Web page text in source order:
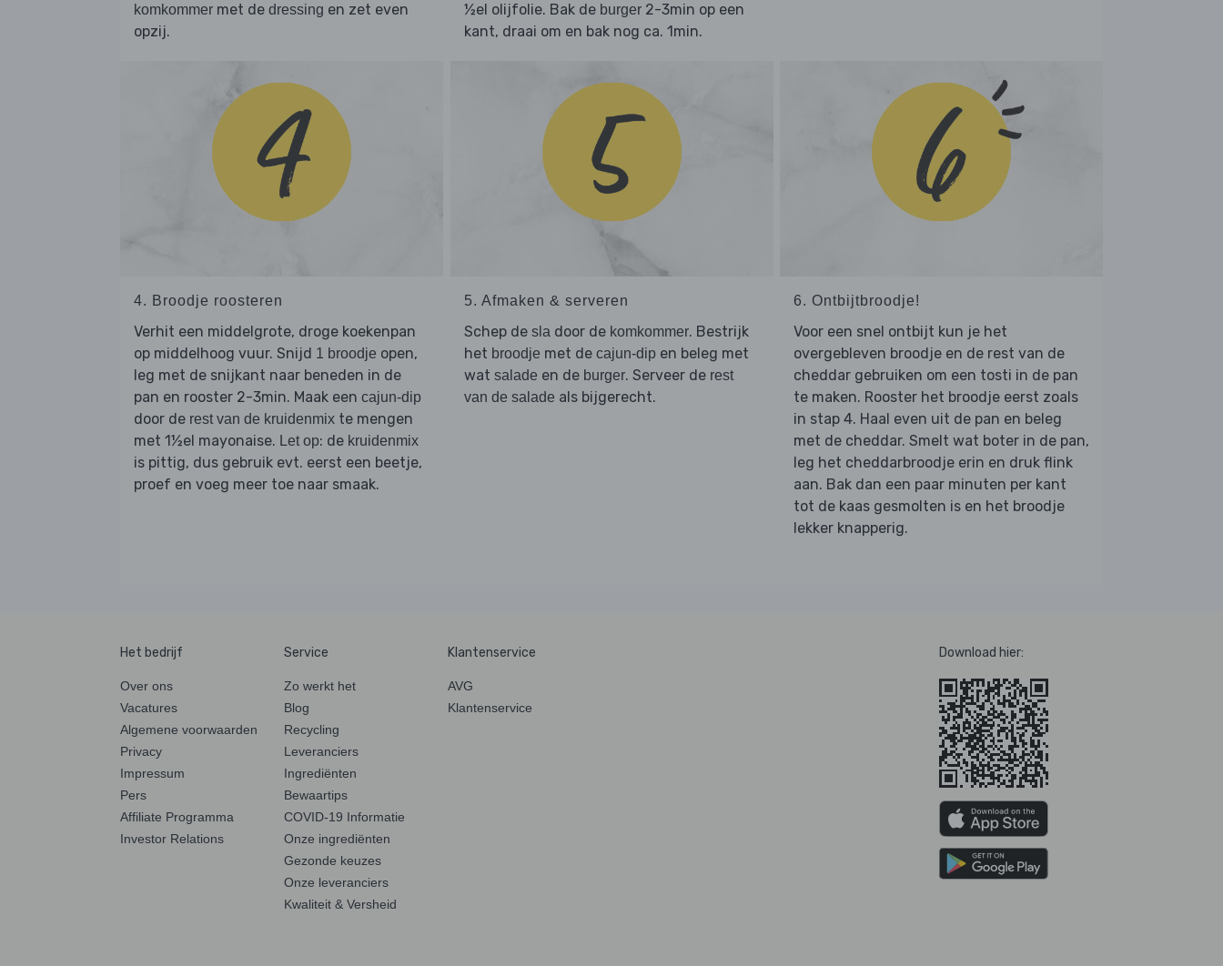
komkommer met de dressing en zet even
opzij.
½el olijfolie. Bak de burger2-3min op een
kant, draai om en bak nog ca. 1min.
4. Broodje roosteren
Verhit een middelgrote, droge koekenpan
op middelhoog vuur. Snijd 1 broodje open,
leg met de snijkant naar beneden in de
pan en rooster 2-3min. Maak een cajun-dip
door de rest van de kruidenmix te mengen
met 1½el mayonaise. Let op: de kruidenmix
is pittig, dus gebruik evt. eerst een beetje,
proef en voeg meer toe naar smaak.
5. Afmaken & serveren
Schep de sla door de komkommer. Bestrijk
het broodje met de cajun-dipen beleg met
wat salade en de burger. Serveer de rest
van de salade als bijgerecht.
6. Ontbijtbroodje!
Voor een snel ontbijt kun je het
overgebleven broodje en de rest van de
cheddar gebruiken om een tosti in de pan
te maken. Rooster het broodje eerst zoals
in stap 4. Haal even uit de pan en beleg
met de cheddar. Smelt wat boter in de pan,
leg het cheddarbroodje erin en druk flink
aan. Bak dan een paar minuten per kant
tot de kaas gesmolten is en het broodje
lekker knapperig.
Het bedrijf
Over ons
Vacatures
Algemene voorwaarden
Privacy
Impressum
Pers
Affiliate Programma
Investor Relations
Service
Zo werkt het
Blog
Recycling
Leveranciers
Ingrediënten
Bewaartips
COVID-19 Informatie
Onze ingrediënten
Gezonde keuzes
Onze leveranciers
Kwaliteit & Versheid
Klantenservice
AVG
Klantenservice
Download hier: